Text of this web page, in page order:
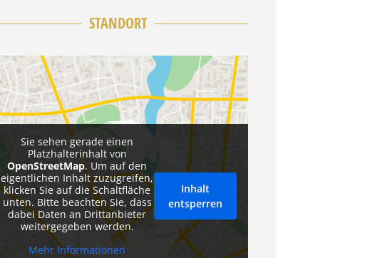
STANDORT
Sie sehen gerade einen
Platzhalterinhalt von
OpenStreetMap. Um auf den
eigentlichen Inhalt zuzugreifen,
klicken Sie auf die Schaltfläche
unten. Bitte beachten Sie, dass
dabei Daten an Drittanbieter
weitergegeben werden.
Mehr Informationen
Inhalt
entsperren